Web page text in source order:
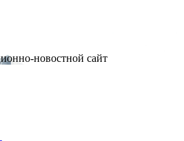
новостной сайт